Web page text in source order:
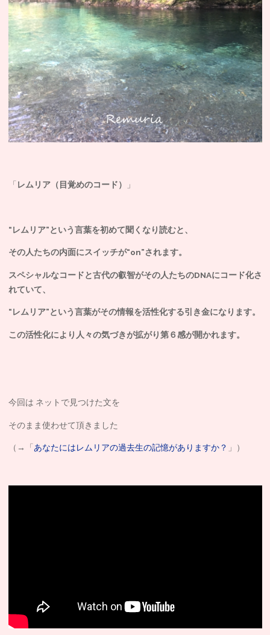
「 レムリア（目覚めのコード） 」
“レムリア”という言葉を初めて聞くなり読むと、
その人たちの内面にスイッチが“on”されます。
スペシャルなコードと古代の叡智がその人たちのDNAにコード化さ
れていて、
“レムリア”という言葉がその情報を活性化する引き金になります。
この活性化により人々の気づきが拡がり第６感が開かれます。
今回は ネットで見つけた文を
そのまま使わせて頂きました
（→「 あなたにはレムリアの過去生の記憶がありますか？ 」）